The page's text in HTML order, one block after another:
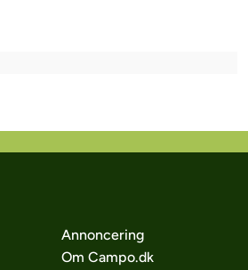
Annoncering
Om Campo.dk